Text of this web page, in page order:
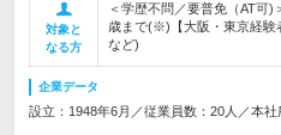
対象と
なる方
＜学歴不問／要普免（AT可
歳まで(※)【大阪・東京経験
など)
企業データ
設立：1948年6月／従業員数：20人／本